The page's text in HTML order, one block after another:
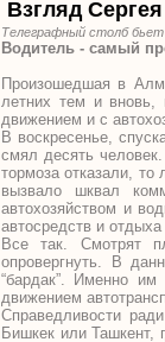
Взгляд
Телеграфный столб
Водитель - самый
Произошедшая в
летних тем и вновь,
движением и с
В воскресенье,
смял десять
тормоза отказали,
вызвало шквал
автохозяйством и
автосредств и
Все так. Смотрят
опровергнуть. В
“бардак”. Именно
движением
Справедливости
Бишкек или Ташкент,